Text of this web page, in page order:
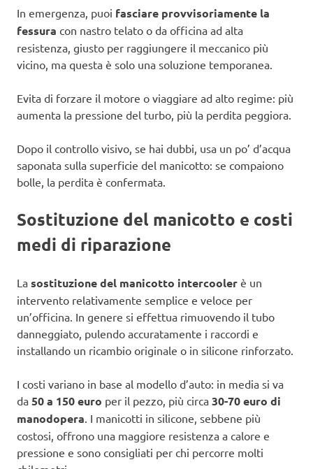
In emergenza, puoi fasciare provvisoriamente la
fessura con nastro telato o da officina ad alta
resistenza, giusto per raggiungere il meccanico più
vicino, ma questa è solo una soluzione temporanea.
Evita di forzare il motore o viaggiare ad alto regime: più
aumenta la pressione del turbo, più la perdita peggiora.
Dopo il controllo visivo, se hai dubbi, usa un po’ d’acqua
saponata sulla superficie del manicotto: se compaiono
bolle, la perdita è confermata.
Sostituzione del manicotto e costi
medi di riparazione
La sostituzione del manicotto intercooler è un
intervento relativamente semplice e veloce per
un’officina. In genere si effettua rimuovendo il tubo
danneggiato, pulendo accuratamente i raccordi e
installando un ricambio originale o in silicone rinforzato.
I costi variano in base al modello d’auto: in media si va
da 50 a 150 euro per il pezzo, più circa 30-70 euro di
manodopera . I manicotti in silicone, sebbene più
costosi, offrono una maggiore resistenza a calore e
pressione e sono consigliati per chi percorre molti